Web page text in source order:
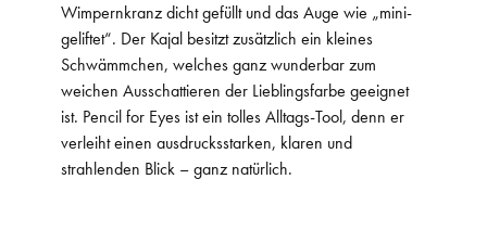
Wimpernkranz dicht gefüllt und das Auge wie „mini-
geliftet“. Der Kajal besitzt zusätzlich ein kleines
Schwämmchen, welches ganz wunderbar zum
weichen Ausschattieren der Lieblingsfarbe geeignet
ist. Pencil for Eyes ist ein tolles Alltags-Tool, denn er
verleiht einen ausdrucksstarken, klaren und
strahlenden Blick – ganz natürlich.